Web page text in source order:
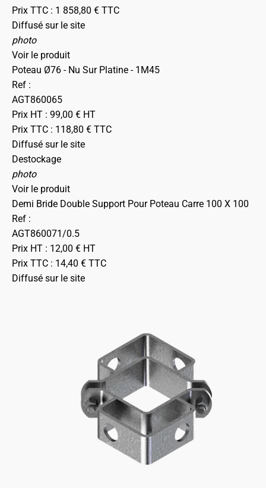
Prix TTC : 1 858,80 € TTC
Diffusé sur le site
photo
Voir le produit
Poteau Ø76 - Nu Sur Platine - 1M45
Ref :
AGT860065
Prix HT : 99,00 € HT
Prix TTC : 118,80 € TTC
Diffusé sur le site
Destockage
photo
Voir le produit
Demi Bride Double Support Pour Poteau Carre 100 X 100
Ref :
AGT860071/0.5
Prix HT : 12,00 € HT
Prix TTC : 14,40 € TTC
Diffusé sur le site